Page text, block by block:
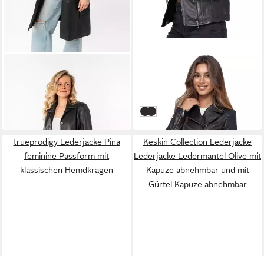
Ledermantel MWCillie OT
mit Bindegürtel
ab 143,99 € UVP279,90 €
Lederjacke F506 Biker Look
mit coolen Zipper-Details &
Reverskragen
Schwarz
Braun
trueprodigy Lederjacke Pina
feminine Passform mit
klassischen Hemdkragen
Keskin Collection Lederjacke
Lederjacke Ledermantel Olive mit
Kapuze abnehmbar und mit
Gürtel Kapuze abnehmbar